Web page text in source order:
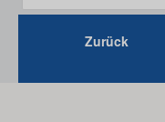
Zurück